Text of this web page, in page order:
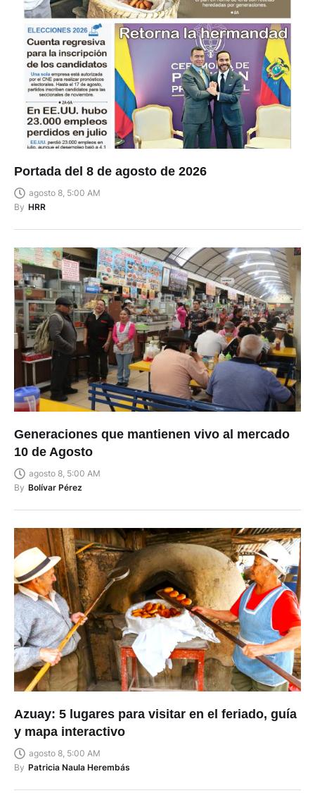
Portada del 8 de agosto de 2026
agosto 8, 5:00 AM
By HRR
Generaciones que mantienen vivo al mercado
10 de Agosto
agosto 8, 5:00 AM
By Bolívar Pérez
Azuay: 5 lugares para visitar en el feriado, guía
y mapa interactivo
agosto 8, 5:00 AM
By Patricia Naula Herembás